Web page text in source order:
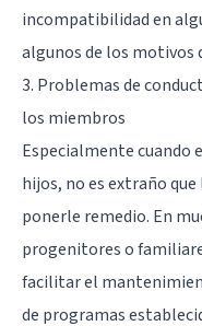
incompatibilidad en
algunos de los motivos
3. Problemas de
los miembros
Especialmente cuando
hijos, no es extraño
ponerle remedio. En
progenitores o
facilitar el
de programas